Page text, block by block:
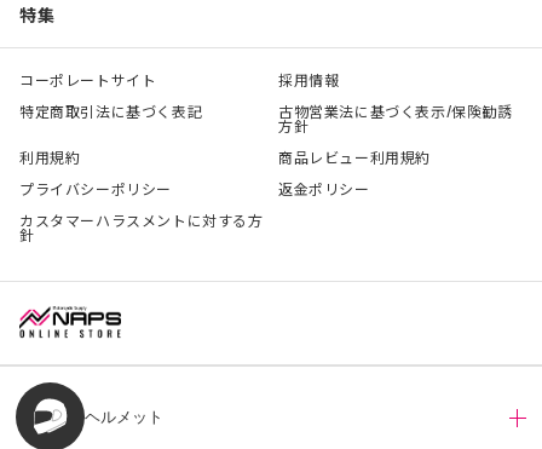
特集
コーポレートサイト
採用情報
特定商取引法に基づく表記
古物営業法に基づく表示/保険勧誘
方針
利用規約
商品レビュー利用規約
プライバシーポリシー
返金ポリシー
カスタマーハラスメントに対する方
針
ヘルメット